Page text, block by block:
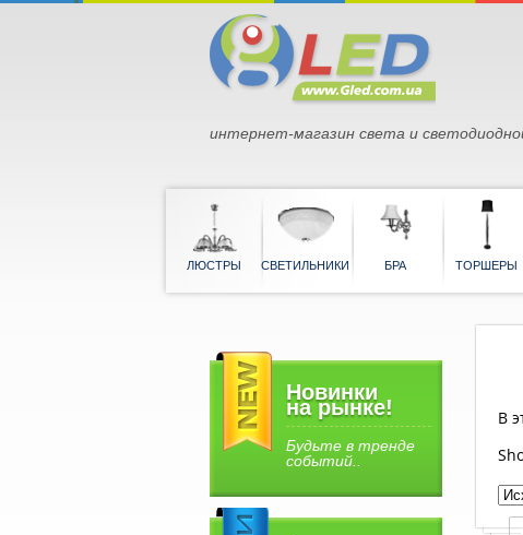
интернет-магазин света и
ЛЮСТРЫ СВЕТИЛЬНИКИ БРА
В
Новинки
на рынке!
Будьте в тренде
событий..